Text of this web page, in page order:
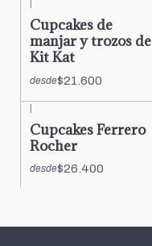
Cupcakes de
manjar y trozos de
Kit Kat
desde$21.600
|
Cupcakes Ferrero
Rocher
desde$26.400